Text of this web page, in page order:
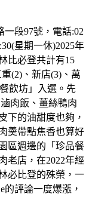
段97號，電話:02
星期一休)2025年
比必登共計有15
(2)、新店(3)、萬
飲坊」入選。先
肉飯、薑絲鴨肉
下的油甜度也夠，
羮帶點焦香也算好
區週邊的「珍品餐
老店，在2022年經
必比登的殊榮，一
的評論一度爆漲，